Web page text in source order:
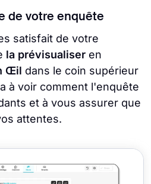
de votre enquête
satisfait de votre
la prévisualiser en
Œil dans le coin supérieur
à voir comment l'enquête
et à vous assurer que
attentes.